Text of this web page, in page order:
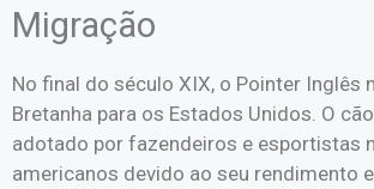
Migração
No final do século XIX, o Pointer Inglês
Bretanha para os Estados Unidos. O
adotado por fazendeiros e esportistas
americanos devido ao seu rendimento